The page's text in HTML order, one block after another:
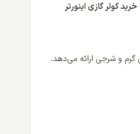
خرید کولر گازی اینورتر
گرم و شرجی ارائه می‌دهد.